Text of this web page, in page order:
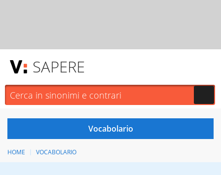
SAPERE
HOME VOCABOLARIO